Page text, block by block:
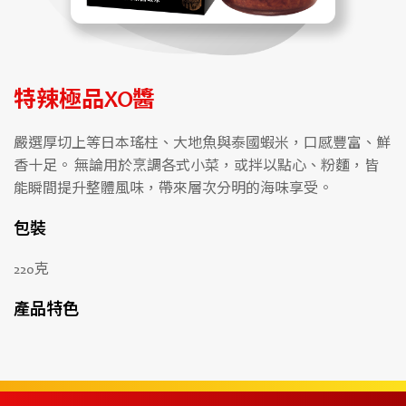
特辣極品XO醬
嚴選厚切上等日本瑤柱、大地魚與泰國蝦米，口感豐富、鮮
香十足。 無論用於烹調各式小菜，或拌以點心、粉麵，皆
能瞬間提升整體風味，帶來層次分明的海味享受。
包裝
220克
產品特色